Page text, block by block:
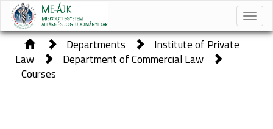
Toggle
Departments
Institute of Private
Law
Department of Commercial Law
Courses